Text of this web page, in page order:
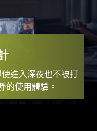
進入深夜也不被打
的使用體驗。